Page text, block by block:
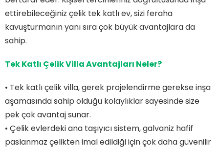
ettirebileceğiniz çelik tek katlı ev, sizi feraha
kavuşturmanın yanı sıra çok büyük avantajlara da
sahip.
Tek Katlı Çelik Villa Avantajları Neler?
• Tek katlı çelik villa, gerek projelendirme gerekse inşa
aşamasında sahip olduğu kolaylıklar sayesinde size
pek çok avantaj sunar.
• Çelik evlerdeki ana taşıyıcı sistem, galvaniz hafif
paslanmaz çelikten imal edildiği için çok daha güvenilir